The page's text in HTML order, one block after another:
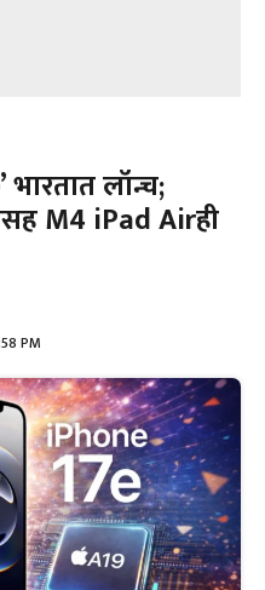
लॉन्च;
M4 iPad Airही
PM